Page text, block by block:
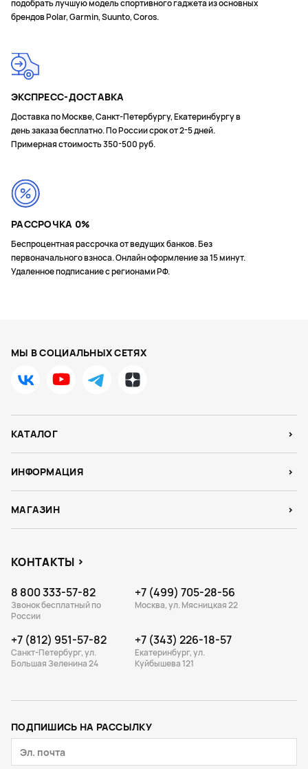
подобрать лучшую модель спортивного гаджета из основных
брендов Polar, Garmin, Suunto, Coros.
ЭКСПРЕСС-ДОСТАВКА
Доставка по Москве, Санкт-Петербургу, Екатеринбургу в
день заказа бесплатно. По России срок от 2-5 дней.
Примерная стоимость 350-500 руб.
РАССРОЧКА 0%
Беспроцентная рассрочка от ведущих банков. Без
первоначального взноса. Онлайн оформление за 15 минут.
Удаленное подписание с регионами РФ.
МЫ В СОЦИАЛЬНЫХ СЕТЯХ
КАТАЛОГ
ИНФОРМАЦИЯ
МАГАЗИН
КОНТАКТЫ
8 800 333-57-82
Звонок бесплатный по
России
+7 (499) 705-28-56
Москва, ул. Мясницкая 22
+7 (812) 951-57-82
Санкт-Петербург, ул.
Большая Зеленина 24
+7 (343) 226-18-57
Екатеринбург, ул.
Куйбышева 121
ПОДПИШИСЬ НА РАССЫЛКУ